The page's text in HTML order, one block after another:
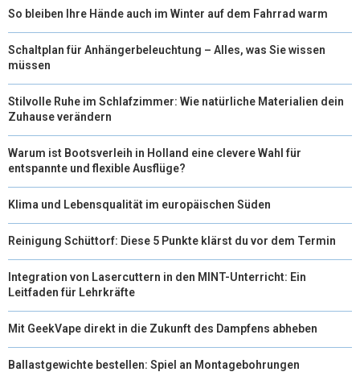
So bleiben Ihre Hände auch im Winter auf dem Fahrrad warm
Schaltplan für Anhängerbeleuchtung – Alles, was Sie wissen
müssen
Stilvolle Ruhe im Schlafzimmer: Wie natürliche Materialien dein
Zuhause verändern
Warum ist Bootsverleih in Holland eine clevere Wahl für
entspannte und flexible Ausflüge?
Klima und Lebensqualität im europäischen Süden
Reinigung Schüttorf: Diese 5 Punkte klärst du vor dem Termin
Integration von Lasercuttern in den MINT-Unterricht: Ein
Leitfaden für Lehrkräfte
Mit GeekVape direkt in die Zukunft des Dampfens abheben
Ballastgewichte bestellen: Spiel an Montagebohrungen